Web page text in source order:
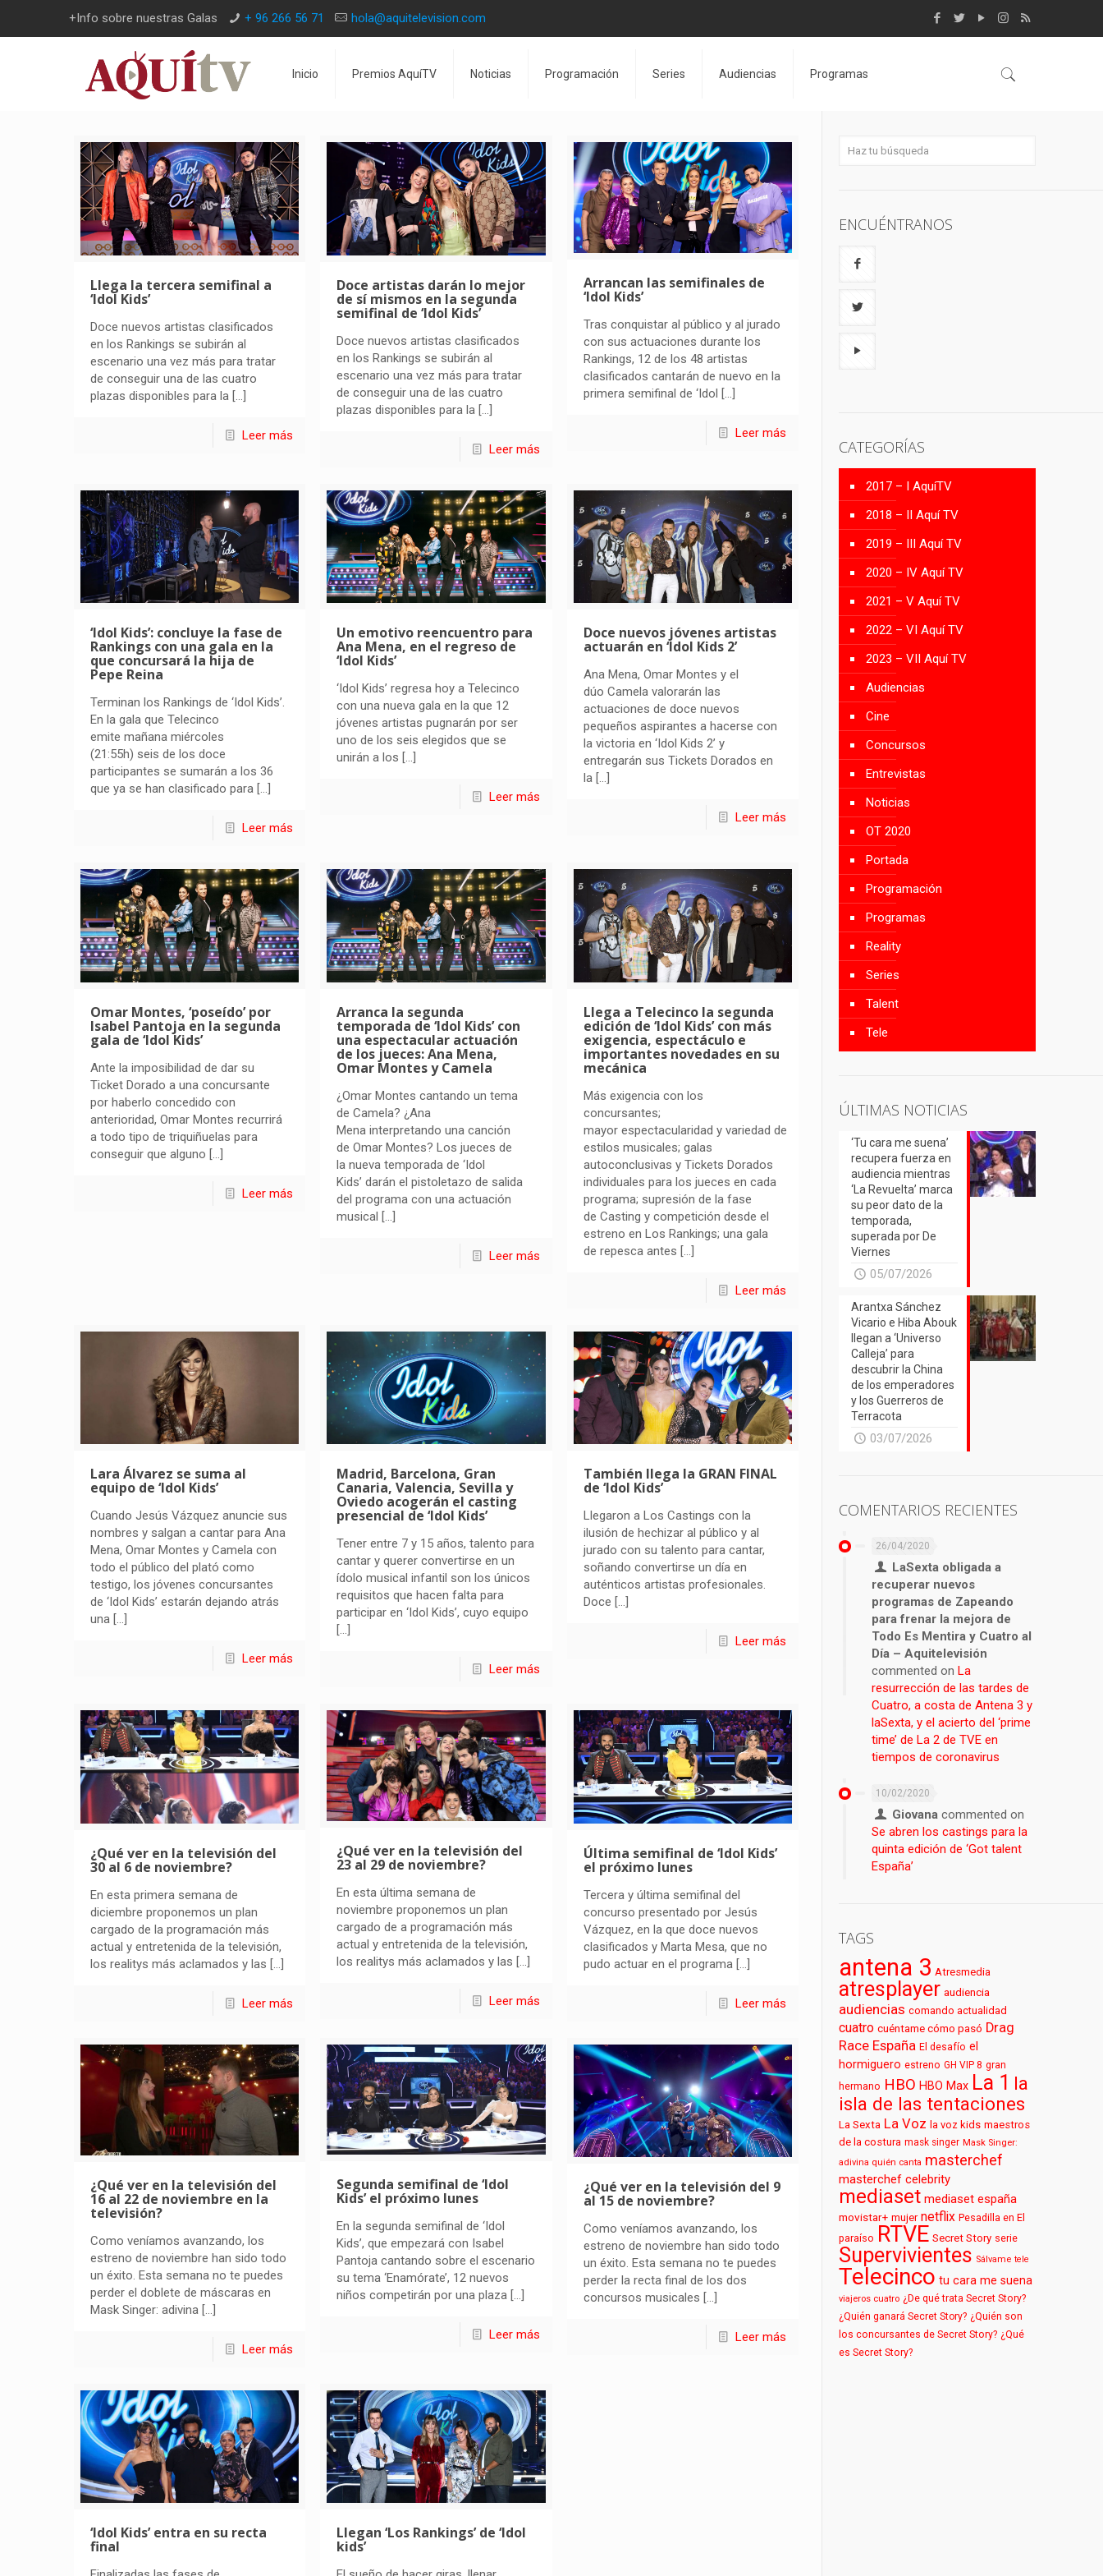
+Info sobre nuestras Galas + 96 266 56 71 hola@aquitelevision.com
Inicio Premios AquíTV Noticias Programación Series Audiencias Programas
Llega la tercera semifinal a
‘Idol Kids’
Doce nuevos artistas clasificados
en los Rankings se subirán al
escenario una vez más para tratar
de conseguir una de las cuatro
plazas disponibles para la […]
Leer más
Doce artistas darán lo mejor
de sí mismos en la segunda
semifinal de ‘Idol Kids’
Doce nuevos artistas clasificados
en los Rankings se subirán al
escenario una vez más para tratar
de conseguir una de las cuatro
plazas disponibles para la […]
Leer más
Arrancan las semifinales de
‘Idol Kids’
Tras conquistar al público y al jurado
con sus actuaciones durante los
Rankings, 12 de los 48 artistas
clasificados cantarán de nuevo en la
primera semifinal de ‘Idol […]
Leer más
‘Idol Kids’: concluye la fase de
Rankings con una gala en la
que concursará la hija de
Pepe Reina
Terminan los Rankings de ‘Idol Kids’.
En la gala que Telecinco
emite mañana miércoles
(21:55h) seis de los doce
participantes se sumarán a los 36
que ya se han clasificado para […]
Leer más
Un emotivo reencuentro para
Ana Mena, en el regreso de
‘Idol Kids’
‘Idol Kids’ regresa hoy a Telecinco
con una nueva gala en la que 12
jóvenes artistas pugnarán por ser
uno de los seis elegidos que se
unirán a los […]
Leer más
Doce nuevos jóvenes artistas
actuarán en ‘Idol Kids 2’
Ana Mena, Omar Montes y el
dúo Camela valorarán las
actuaciones de doce nuevos
pequeños aspirantes a hacerse con
la victoria en ‘Idol Kids 2’ y
entregarán sus Tickets Dorados en
la[…]
Leer más
Omar Montes, ‘poseído’ por
Isabel Pantoja en la segunda
gala de ‘Idol Kids’
Ante la imposibilidad de dar su
Ticket Dorado a una concursante
por haberlo concedido con
anterioridad, Omar Montes recurrirá
a todo tipo de triquiñuelas para
conseguir que alguno […]
Leer más
Arranca la segunda
temporada de ‘Idol Kids’ con
una espectacular actuación
de los jueces: Ana Mena,
Omar Montes y Camela
¿Omar Montes cantando un tema
de Camela? ¿Ana
Mena interpretando una canción
de Omar Montes? Los jueces de
la nueva temporada de ‘Idol
Kids’ darán el pistoletazo de salida
del programa con una actuación
musical […]
Leer más
Llega a Telecinco la segunda
edición de ‘Idol Kids’ con más
exigencia, espectáculo e
importantes novedades en su
mecánica
Más exigencia con los
concursantes;
mayor espectacularidad y variedad de
estilos musicales; galas
autoconclusivas y Tickets Dorados
individuales para los jueces en cada
programa; supresión de la fase
de Casting y competición desde el
estreno en Los Rankings; una gala
de repesca antes […]
Leer más
Lara Álvarez se suma al
equipo de ‘Idol Kids’
Cuando Jesús Vázquez anuncie sus
nombres y salgan a cantar para Ana
Mena, Omar Montes y Camela con
todo el público del plató como
testigo, los jóvenes concursantes
de ‘Idol Kids’ estarán dejando atrás
una […]
Leer más
Madrid, Barcelona, Gran
Canaria, Valencia, Sevilla y
Oviedo acogerán el casting
presencial de ‘Idol Kids’
Tener entre 7 y 15 años, talento para
cantar y querer convertirse en un
ídolo musical infantil son los únicos
requisitos que hacen falta para
participar en ‘Idol Kids’, cuyo equipo
[…]
Leer más
También llega la GRAN FINAL
de ‘Idol Kids’
Llegaron a Los Castings con la
ilusión de hechizar al público y al
jurado con su talento para cantar,
soñando convertirse un día en
auténticos artistas profesionales.
Doce […]
Leer más
¿Qué ver en la televisión del
30 al 6 de noviembre?
En esta primera semana de
diciembre proponemos un plan
cargado de la programación más
actual y entretenida de la televisión,
los realitys más aclamados y las […]
Leer más
¿Qué ver en la televisión del
23 al 29 de noviembre?
En esta última semana de
noviembre proponemos un plan
cargado de a programación más
actual y entretenida de la televisión,
los realitys más aclamados y las […]
Leer más
Última semifinal de ‘Idol Kids’
el próximo lunes
Tercera y última semifinal del
concurso presentado por Jesús
Vázquez, en la que doce nuevos
clasificados y Marta Mesa, que no
pudo actuar en el programa[…]
Leer más
¿Qué ver en la televisión del
16 al 22 de noviembre en la
televisión?
Como veníamos avanzando, los
estreno de noviembre han sido todo
un éxito. Esta semana no te puedes
perder el doblete de máscaras en
Mask Singer: adivina […]
Leer más
Segunda semifinal de ‘Idol
Kids’ el próximo lunes
En la segunda semifinal de ‘Idol
Kids’, que empezará con Isabel
Pantoja cantando sobre el escenario
su tema ‘Enamórate’, 12 nuevos
niños competirán por una plaza […]
Leer más
¿Qué ver en la televisión del 9
al 15 de noviembre?
Como veníamos avanzando, los
estreno de noviembre han sido todo
un éxito. Esta semana no te puedes
perder la recta final de los dos
concursos musicales […]
Leer más
‘Idol Kids’ entra en su recta
final
Llegan ‘Los Rankings’ de ‘Idol
kids’
ENCUÉNTRANOS
CATEGORÍAS
2017 – I AquíTV
2018 – II Aquí TV
2019 – III Aquí TV
2020 – IV Aquí TV
2021 – V Aquí TV
2022 – VI Aquí TV
2023 – VII Aquí TV
Audiencias
Cine
Concursos
Entrevistas
Noticias
OT 2020
Portada
Programación
Programas
Reality
Series
Talent
Tele
ÚLTIMAS NOTICIAS
‘Tu cara me suena’
recupera fuerza en
audiencia mientras
‘La Revuelta’ marca
su peor dato de la
temporada,
superada por De
Viernes
05/07/2026
Arantxa Sánchez
Vicario e Hiba Abouk
llegan a ‘Universo
Calleja’ para
descubrir la China
de los emperadores
y los Guerreros de
Terracota
03/07/2026
COMENTARIOS RECIENTES
26/04/2020
LaSexta obligada a
recuperar nuevos
programas de Zapeando
para frenar la mejora de
Todo Es Mentira y Cuatro al
Día – Aquitelevisión
commented onLa
resurrección de las tardes de
Cuatro, a costa de Antena 3 y
laSexta, y el acierto del ‘prime
time’ de La 2 de TVE en
tiempos de coronavirus
10/02/2020
Giovana commented on
Se abren los castings para la
quinta edición de ‘Got talent
España’
TAGS
antena 3 Atresmedia
atresplayer audiencia
audiencias comando actualidad
cuatro cuéntame cómo pasó Drag
Race España El desafío el
hormiguero estreno GH VIP 8 gran
hermano HBO HBO Max La 1 la
isla de las tentaciones
La Sexta La Voz la voz kids maestros
de la costura mask singer Mask Singer:
adivina quién canta masterchef
masterchef celebrity
mediaset mediaset españa
movistar+ mujer netflix Pesadilla en El
paraíso RTVE Secret Story serie
Supervivientes Sálvame tele
Telecinco tu cara me suena
viajeros cuatro ¿De qué trata Secret Story?
¿Quién ganará Secret Story? ¿Quién son
los concursantes de Secret Story? ¿Qué
es Secret Story?